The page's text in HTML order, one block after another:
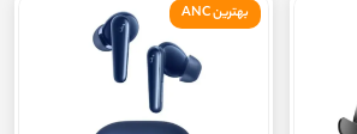
بهترین ANC